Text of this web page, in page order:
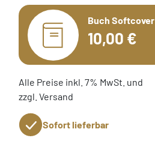
Buch Softcover
10,00 €
Alle Preise inkl. 7% MwSt. und
zzgl. Versand
Sofort lieferbar